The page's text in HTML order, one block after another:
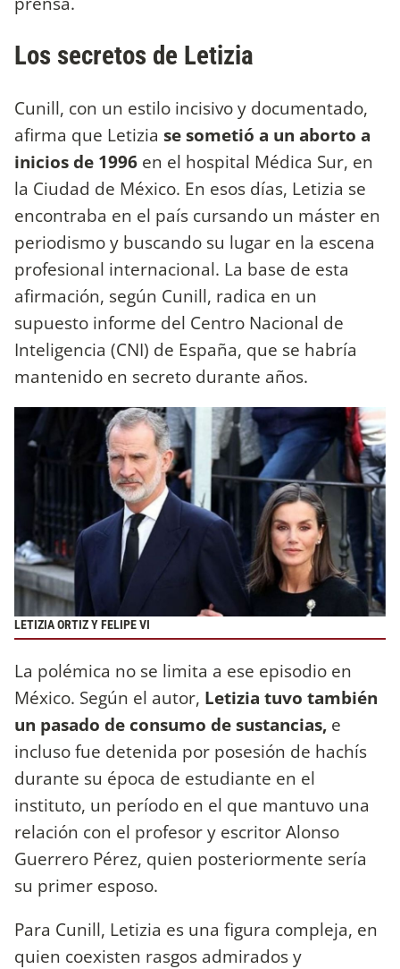
Los secretos de Letizia
Cunill, con un estilo incisivo y documentado,
afirma que Letizia se sometió a un aborto a
inicios de 1996 en el hospital Médica Sur, en
la Ciudad de México. En esos días, Letizia se
encontraba en el país cursando un máster en
periodismo y buscando su lugar en la escena
profesional internacional. La base de esta
afirmación, según Cunill, radica en un
supuesto informe del Centro Nacional de
Inteligencia (CNI) de España, que se habría
mantenido en secreto durante años.
LETIZIA ORTIZ Y FELIPE VI
La polémica no se limita a ese episodio en
México. Según el autor, Letizia tuvo también
un pasado de consumo de sustancias, e
incluso fue detenida por posesión de hachís
durante su época de estudiante en el
instituto, un período en el que mantuvo una
relación con el profesor y escritor Alonso
Guerrero Pérez, quien posteriormente sería
su primer esposo.
Para Cunill, Letizia es una figura compleja, en
quien coexisten rasgos admirados y